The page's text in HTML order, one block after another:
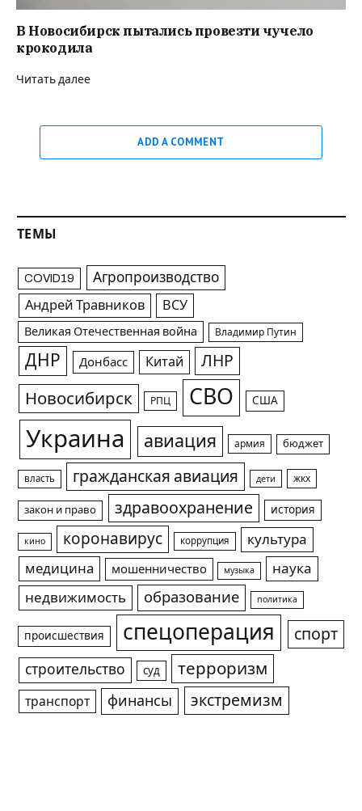
В Новосибирск пытались провезти чучело
крокодила
Читать далее
ADD A COMMENT
ТЕМЫ
COVID19 Агропроизводство
Андрей Травников ВСУ
Великая Отечественная война Владимир Путин
ДНР Донбасс Китай ЛНР
Новосибирск РПЦ СВО США
Украина авиация армия бюджет
власть гражданская авиация дети жкх
закон и право здравоохранение история
кино коронавирус коррупция
культура
медицина
мошенничество музыка
наука
недвижимость
образование политика
происшествия спецоперация спорт
строительство суд терроризм
транспорт финансы экстремизм